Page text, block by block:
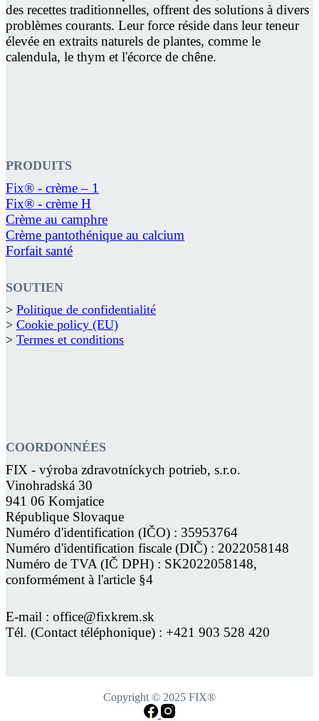
des recettes traditionnelles, offrent des solutions à divers
problèmes courants. Leur force réside dans leur teneur
élevée en extraits naturels de plantes, comme le
calendula, le thym et l'écorce de chêne.
PRODUITS
Fix® - crème – 1
Fix® - crème H
Crème au camphre
Crème pantothénique au calcium
Forfait santé
SOUTIEN
> Politique de confidentialité
> Cookie policy (EU)
> Termes et conditions
COORDONNÉES
FIX - výroba zdravotníckych potrieb, s.r.o.
Vinohradská 30
941 06 Komjatice
République Slovaque
Numéro d'identification (IČO) : 35953764
Numéro d'identification fiscale (DIČ) : 2022058148
Numéro de TVA (IČ DPH) : SK2022058148,
conformément à l'article §4
E-mail : office@fixkrem.sk
Tél. (Contact téléphonique) : +421 903 528 420
Copyright © 2025 FIX®